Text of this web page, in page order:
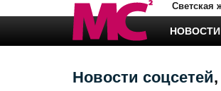
Светская
НОВОСТИ
Новости соцсетей